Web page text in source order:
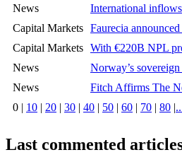
News
International
Capital Markets Faurecia
Capital Markets With €220B NPL
News
Norway’s
News
Fitch Affirms The
0 | 10 | 20 | 30 | 40 | 50 | 60 | 70 | 80 |
Last commented